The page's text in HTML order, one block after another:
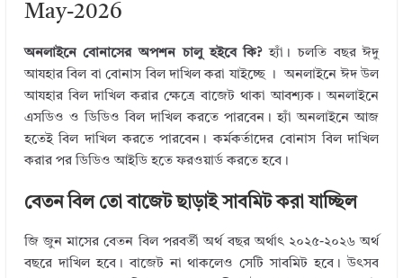
May-2026
অনলাইনে বোনাসের অপশন চালু হইবে কি?হ্যাঁ। চলতি বছর ঈদু
আযহার বিল বা বোনাস বিল দাখিল করা যাইচ্ছে । অনলাইনে ঈদ উল
আযহার বিল দাখিল করার ক্ষেত্রে বাজেট থাকা আবশ্যক। অনলাইনে
এসডিও ও ডিডিও বিল দাখিল করতে পারবেন। হ্যাঁ অনলাইনে আজ
হতেই বিল দাখিল করতে পারবেন। কর্মকর্তাদের বোনাস বিল দাখিল
করার পর ডিডিও আইডি হতে ফরওয়ার্ড করতে হবে।
বেতন বিল তো বাজেট ছাড়াই সাবমিট করা যাচ্ছিল
জি জুন মাসের বেতন বিল পরবর্তী অর্থ বছর অর্থাৎ ২০২৫-২০২৬ অর্থ
বছরে দাখিল হবে। বাজেট না থাকলেও সেটি সাবমিট হবে। উৎসব